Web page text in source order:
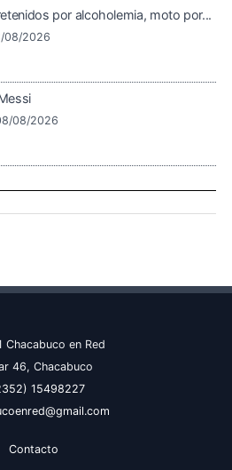
por alcoholemia, moto por...
08/2026
08/2026
en Red
46, Chacabuco
15498227
Contacto